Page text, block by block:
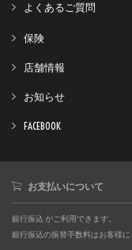
よくあるご質問
保険
店舗情報
お知らせ
FACEBOOK
お支払いについて
銀行振込 がご利用できます。
銀行振込の振替手数料はお客様